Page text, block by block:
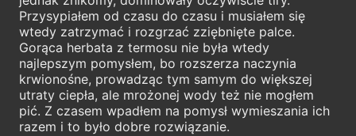
Przysypiałem od czasu do czasu i musiałem się
wtedy zatrzymać i rozgrzać zziębnięte palce.
Gorąca herbata z termosu nie była wtedy
najlepszym pomysłem, bo rozszerza naczynia
krwionośne, prowadząc tym samym do większej
utraty ciepła, ale mrożonej wody też nie mogłem
pić. Z czasem wpadłem na pomysł wymieszania ich
razem i to było dobre rozwiązanie.